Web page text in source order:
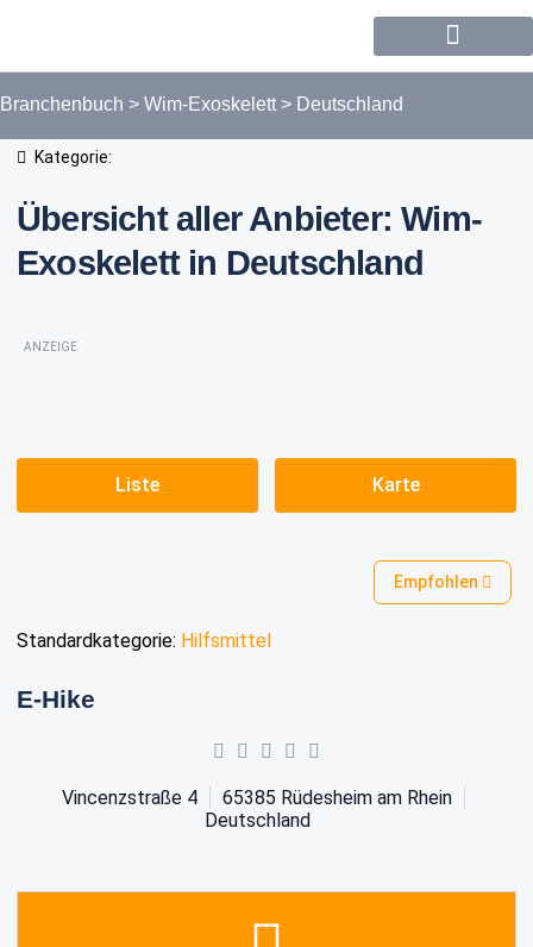
Branchenbuch > Wim-Exoskelett > Deutschland
Kategorie:
Übersicht aller Anbieter: Wim-
Exoskelett in Deutschland
ANZEIGE
Liste Karte
Empfohlen
Standardkategorie: Hilfsmittel
E-Hike
Vincenzstraße 4 65385 Rüdesheim am Rhein
Deutschland